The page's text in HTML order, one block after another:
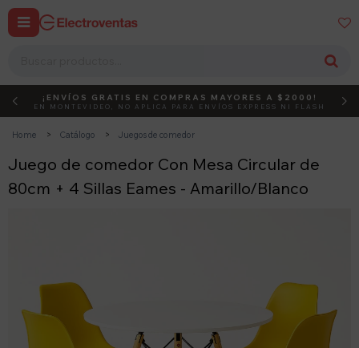
 
DEBUT ACTIVÁ EL CÓDIGO
¡ENVÍOS GRATIS EN COMPRAS MAYORES A $2000!
EN MONTEVIDEO, NO APLICA PARA ENVÍOS EXPRESS NI FLASH
Home Catálogo Juegos de comedor
Juego de comedor Con Mesa Circular de
80cm + 4 Sillas Eames - Amarillo/Blanco